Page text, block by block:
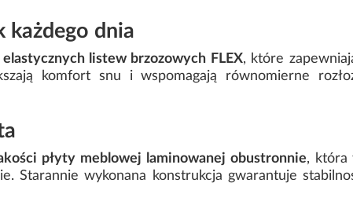
każdego dnia
elastycznych listew brzozowych FLEX, które
komfort snu i wspomagają równomierne
płyty meblowej laminowanej obustronnie, która
Starannie wykonana konstrukcja gwarantuje